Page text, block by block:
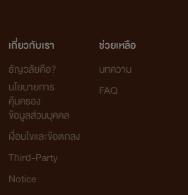
เกี่ยวกับเรา
ธัญวลัยคือ?
นโยบายการ
คุ้มครอง
ข้อมูลส่วนบุคคล
เงื่อนไขและข้อตกลง
Third-Party
Notice
ช่วยเหลือ
บทความ
FAQ